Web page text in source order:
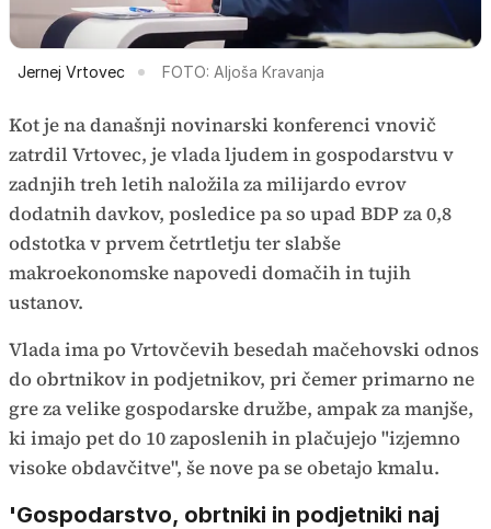
Jernej Vrtovec FOTO: Aljoša Kravanja
Kot je na današnji novinarski konferenci vnovič
zatrdil Vrtovec, je vlada ljudem in gospodarstvu v
zadnjih treh letih naložila za milijardo evrov
dodatnih davkov, posledice pa so upad BDP za 0,8
odstotka v prvem četrtletju ter slabše
makroekonomske napovedi domačih in tujih
ustanov.
Vlada ima po Vrtovčevih besedah mačehovski odnos
do obrtnikov in podjetnikov, pri čemer primarno ne
gre za velike gospodarske družbe, ampak za manjše,
ki imajo pet do 10 zaposlenih in plačujejo "izjemno
visoke obdavčitve", še nove pa se obetajo kmalu.
'Gospodarstvo, obrtniki in podjetniki naj